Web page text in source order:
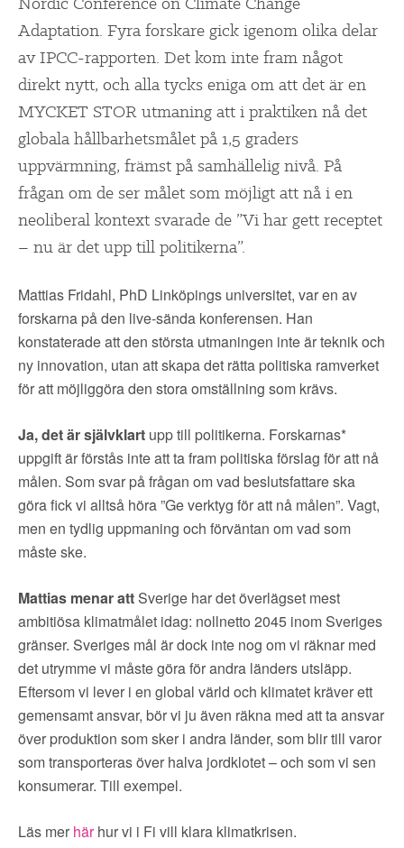
SÖK
Adaptation. Fyra forskare gick igenom olika delar
av IPCC-rapporten. Det kom inte fram något
direkt nytt, och alla tycks eniga om att det är en
MYCKET STOR utmaning att i praktiken nå det
globala hållbarhetsmålet på 1,5 graders
uppvärmning, främst på samhällelig nivå. På
frågan om de ser målet som möjligt att nå i en
neoliberal kontext svarade de ”Vi har gett receptet
– nu är det upp till politikerna”.
Mattias Fridahl, PhD Linköpings universitet, var en av
forskarna på den live-sända konferensen. Han
konstaterade att den största utmaningen inte är teknik och
ny innovation, utan att skapa det rätta politiska ramverket
för att möjliggöra den stora omställning som krävs.
Ja, det är självklart upp till politikerna. Forskarnas*
uppgift är förstås inte att ta fram politiska förslag för att nå
målen. Som svar på frågan om vad beslutsfattare ska
göra fick vi alltså höra ”Ge verktyg för att nå målen”. Vagt,
men en tydlig uppmaning och förväntan om vad som
måste ske.
Mattias menar att Sverige har det överlägset mest
ambitiösa klimatmålet idag: nollnetto 2045 inom Sveriges
gränser. Sveriges mål är dock inte nog om vi räknar med
det utrymme vi måste göra för andra länders utsläpp.
Eftersom vi lever i en global värld och klimatet kräver ett
gemensamt ansvar, bör vi ju även räkna med att ta ansvar
över produktion som sker i andra länder, som blir till varor
som transporteras över halva jordklotet – och som vi sen
konsumerar. Till exempel.
Läs mer härhur vi i Fi vill klara klimatkrisen.